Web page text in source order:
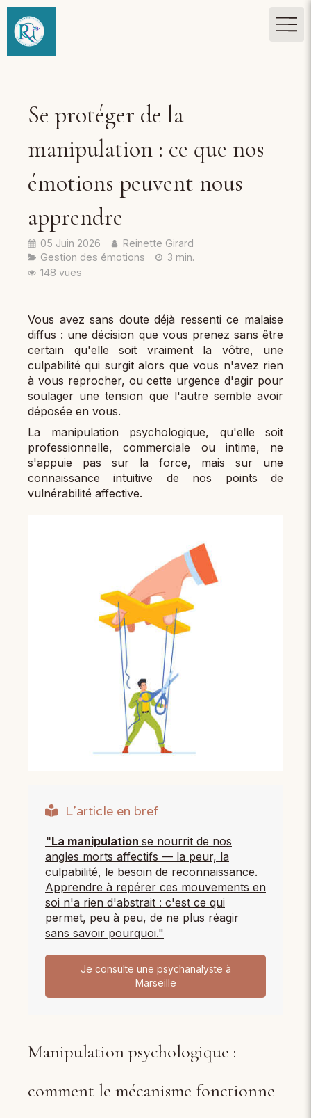
Se protéger de la
manipulation : ce que nos
émotions peuvent nous
apprendre
05 Juin 2026
Reinette Girard
Gestion des émotions
3 min.
148 vues
Vous avez sans doute déjà ressenti ce malaise
diffus : une décision que vous prenez sans être
certain qu'elle soit vraiment la vôtre, une
culpabilité qui surgit alors que vous n'avez rien
à vous reprocher, ou cette urgence d'agir pour
soulager une tension que l'autre semble avoir
déposée en vous.
La manipulation psychologique, qu'elle soit
professionnelle, commerciale ou intime, ne
s'appuie pas sur la force, mais sur une
connaissance intuitive de nos points de
vulnérabilité affective.
L'article en bref
"La manipulation se nourrit de nos
angles morts affectifs — la peur, la
culpabilité, le besoin de reconnaissance.
Apprendre à repérer ces mouvements en
soi n'a rien d'abstrait : c'est ce qui
permet, peu à peu, de ne plus réagir
sans savoir pourquoi."
Je consulte une psychanalyste à
Marseille
Manipulation psychologique :
comment le mécanisme fonctionne